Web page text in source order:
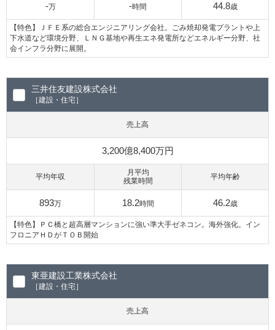
-万 -時間 44.8歳
【特色】ＪＦＥ系の総合エンジニアリング会社。ごみ焼却発電プラントや上
下水道など環境分野、ＬＮＧ基地や再生エネ発電所などエネルギー分野、社
会インフラ分野に展開。
三井住友建設株式会社
［建設・住宅］
売上高
3,200億8,400万円
平均年収
893万
月平均
残業時間
18.2時間
平均年齢
46.2歳
【特色】ＰＣ橋と超高層マンションに強い準大手ゼネコン。海外強化。イン
フロニアＨＤがＴＯＢ開始
東亜建設工業株式会社
［建設・住宅］
売上高